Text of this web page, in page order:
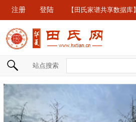
注册 登陆 【田氏家谱共享数据库】
站点搜索